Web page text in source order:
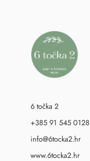
6 točka 2
+385 91 545 0128
info@6tocka2.hr
www.6tocka2.hr